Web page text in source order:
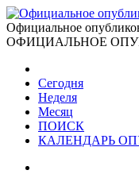
Официальное
ОФИЦИАЛЬНОЕ
Сегодня
Неделя
Месяц
ПОИСК
КАЛЕНДАРЬ